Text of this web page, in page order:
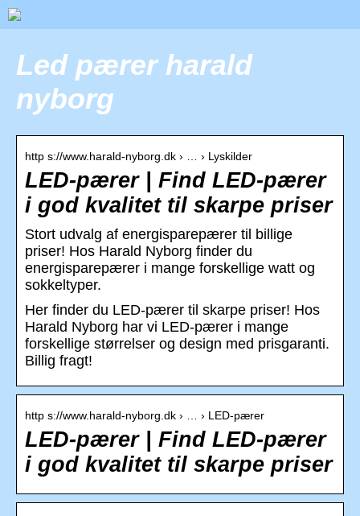
Led pærer harald
nyborg
http s://www.harald-nyborg.dk › … › Lyskilder
LED-pærer | Find LED-pærer
i god kvalitet til skarpe priser
Stort udvalg af energisparepærer til billige
priser! Hos Harald Nyborg finder du
energisparepærer i mange forskellige watt og
sokkeltyper.
Her finder du LED-pærer til skarpe priser! Hos
Harald Nyborg har vi LED-pærer i mange
forskellige størrelser og design med prisgaranti.
Billig fragt!
http s://www.harald-nyborg.dk › … › LED-pærer
LED-pærer | Find LED-pærer
i god kvalitet til skarpe priser